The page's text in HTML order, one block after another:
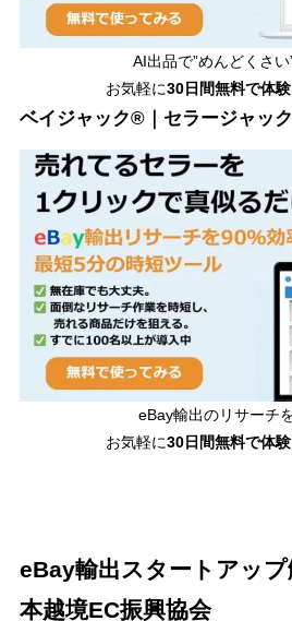
AI出品で”めんどくさ
お気軽に30日間無料で体験
ベイジャック®｜セラージャック
eBay輸出のリサーチ
お気軽に30日間無料で体験
eBay輸出スタートアップ
本越境EC振興協会